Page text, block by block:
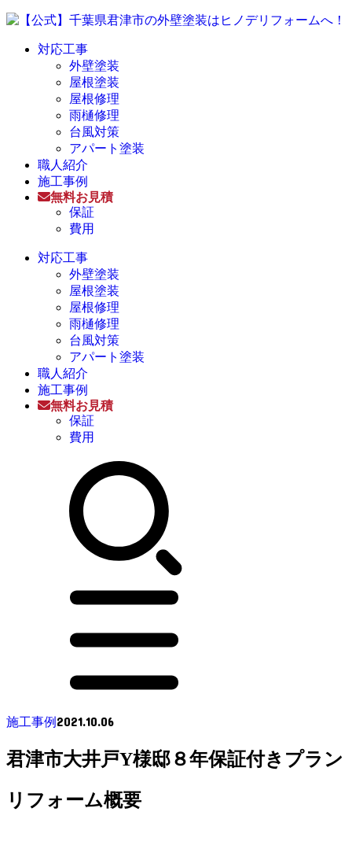
対応工事
外壁塗装
屋根塗装
屋根修理
雨樋修理
台風対策
アパート塗装
職人紹介
施工事例
無料お見積
保証
費用
対応工事
外壁塗装
屋根塗装
屋根修理
雨樋修理
台風対策
アパート塗装
職人紹介
施工事例
無料お見積
保証
費用
施工事例 2021.10.06
君津市大井戸Y様邸８年保証付きプラン
リフォーム概要